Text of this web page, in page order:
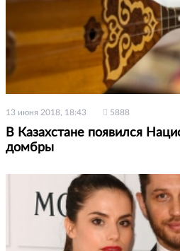
13 июня 2018, 18:43 5888
В Казахстане появился
домбры